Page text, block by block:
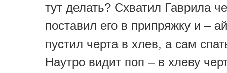
тут делать? Схватил Гаврила
поставил его в припряжку и –
пустил черта в хлев, а сам
Наутро видит поп – в хлеву